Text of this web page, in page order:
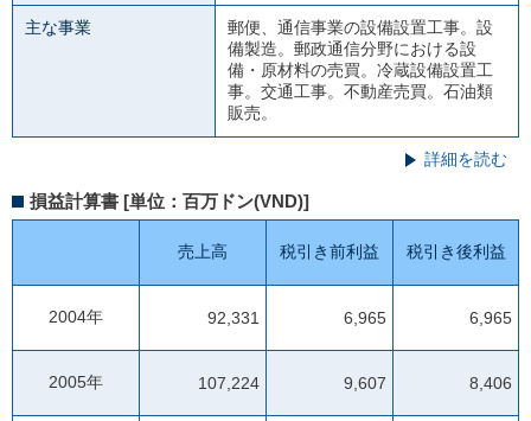
主な事業
郵便、通信事業の設備設置工事。設
備製造。郵政通信分野における設
備・原材料の売買。冷蔵設備設置工
事。交通工事。不動産売買。石油類
販売。
詳細を読む
損益計算書 [単位：百万ドン(VND)]
売上高 税引き前利益 税引き後利益
2004年 92,331 6,965 6,965
2005年 107,224 9,607 8,406